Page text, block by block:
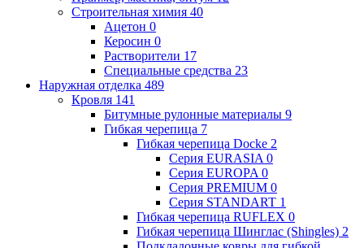
Строительная химия 40
Ацетон 0
Керосин 0
Растворители 17
Специальные средства 23
Наружная отделка 489
Кровля 141
Битумные рулонные материалы 9
Гибкая черепица 7
Гибкая черепица Docke 2
Серия EURASIA 0
Серия EUROPA 0
Серия PREMIUM 0
Серия STANDART 1
Гибкая черепица RUFLEX 0
Гибкая черепица Шинглас (Shingles) 2